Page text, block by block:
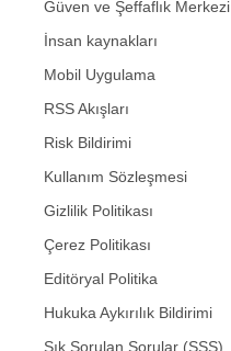
Güven ve Şeffaflık Merkezi
İnsan kaynakları
Mobil Uygulama
RSS Akışları
Risk Bildirimi
Kullanım Sözleşmesi
Gizlilik Politikası
Çerez Politikası
Editöryal Politika
Hukuka Aykırılık Bildirimi
Sık Sorulan Sorular (SSS)